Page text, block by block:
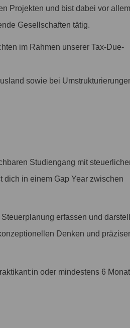
Projekten und bist dabei vor allem
Gesellschaften tätig.
im Rahmen unserer Tax-Due-
sowie bei
Studiengang mit
dich in einem Gap Year zwischen
erfassen und
Denken und
oder mindestens 6